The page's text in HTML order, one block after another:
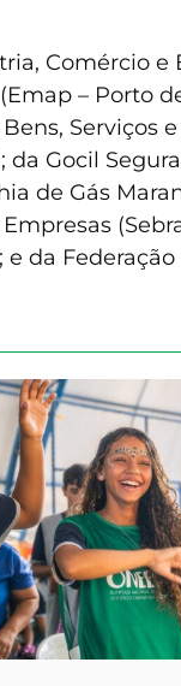
Comércio e
– Porto
Serviços
Gocil
de Gás
da